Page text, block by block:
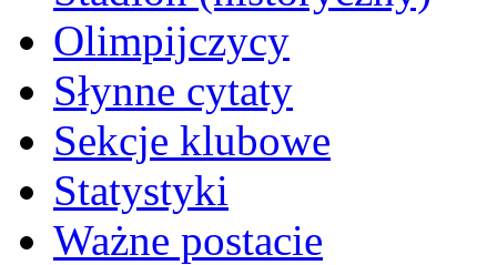
Olimpijczycy
Słynne cytaty
Sekcje klubowe
Statystyki
Ważne postacie